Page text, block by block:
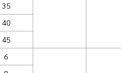
35
40
45
6